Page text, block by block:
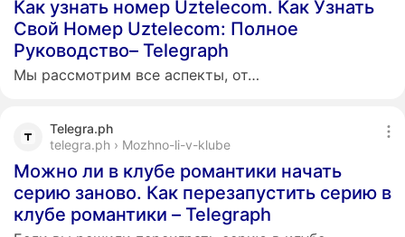
Как узнать номер Uztelecom. Как Узнать
Свой Номер Uztelecom: Полное
Руководство– Telegraph
Мы рассмотрим все аспекты, от…
Telegra.ph
telegra.ph › Mozhno-li-v-klube
Можно ли в клубе романтики начать
серию заново. Как перезапустить серию в
клубе романтики – Telegraph